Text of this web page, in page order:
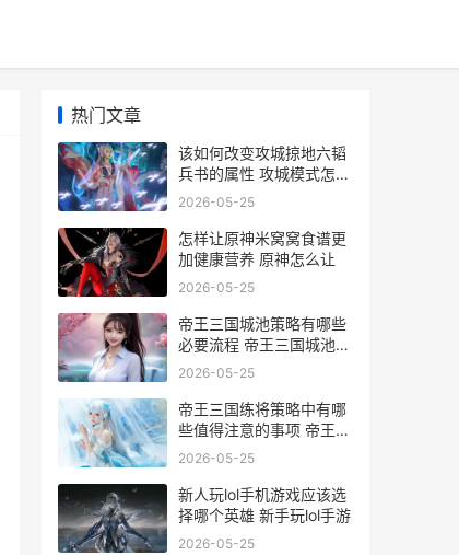
热门文章
该如何改变攻城掠地六韬
兵书的属性 攻城模式怎么
切换
2026-05-25
怎样让原神米窝窝食谱更
加健康营养 原神怎么让
2026-05-25
帝王三国城池策略有哪些
必要流程 帝王三国城池战
功如何成长
2026-05-25
帝王三国练将策略中有哪
些值得注意的事项 帝王三
国什么将领值得练
2026-05-25
新人玩lol手机游戏应该选
择哪个英雄 新手玩lol手游
2026-05-25